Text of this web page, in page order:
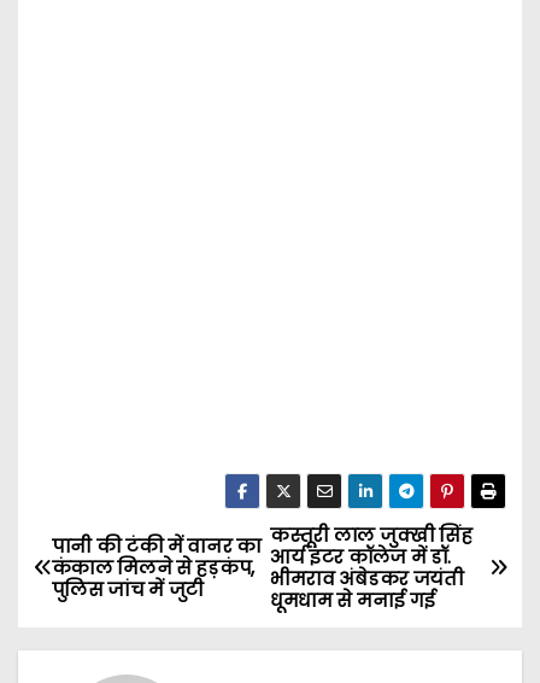
P
o
s
कस्तूरी लाल जुक्खी सिंह
आर्य इंटर कॉलेज में डॉ.
भीमराव अंबेडकर जयंती
धूमधाम से मनाई गई
पानी की टंकी में वानर का
कंकाल मिलने से हड़कंप,
पुलिस जांच में जुटी